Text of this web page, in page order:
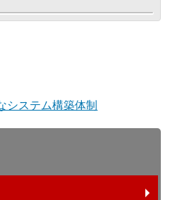
システム構築体制